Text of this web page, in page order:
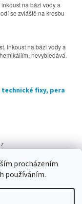
procházením
používáním.
na bázi vody a
se zvláště na kresbu
Inkoust na bázi vody a
nevybledává.
fixy, pera